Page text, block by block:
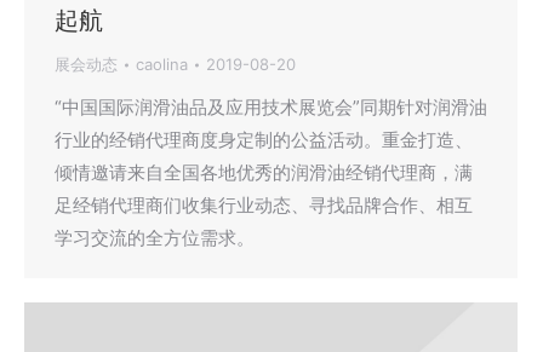
起航
展会动态 caolina 2019-08-20
“中国国际润滑油品及应用技术展览会”同期针对润滑油
行业的经销代理商度身定制的公益活动。重金打造、
倾情邀请来自全国各地优秀的润滑油经销代理商，满
足经销代理商们收集行业动态、寻找品牌合作、相互
学习交流的全方位需求。